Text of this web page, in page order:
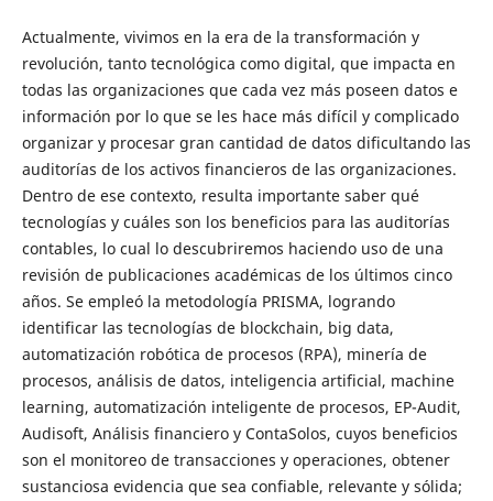
Actualmente, vivimos en la era de la transformación y
revolución, tanto tecnológica como digital, que impacta en
todas las organizaciones que cada vez más poseen datos e
información por lo que se les hace más difícil y complicado
organizar y procesar gran cantidad de datos dificultando las
auditorías de los activos financieros de las organizaciones.
Dentro de ese contexto, resulta importante saber qué
tecnologías y cuáles son los beneficios para las auditorías
contables, lo cual lo descubriremos haciendo uso de una
revisión de publicaciones académicas de los últimos cinco
años. Se empleó la metodología PRISMA, logrando
identificar las tecnologías de blockchain, big data,
automatización robótica de procesos (RPA), minería de
procesos, análisis de datos, inteligencia artificial, machine
learning, automatización inteligente de procesos, EP-Audit,
Audisoft, Análisis financiero y ContaSolos, cuyos beneficios
son el monitoreo de transacciones y operaciones, obtener
sustanciosa evidencia que sea confiable, relevante y sólida;